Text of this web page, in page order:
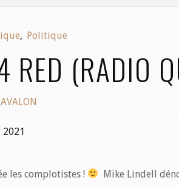
, Politique
RED (RADIO
les complotistes ! Mike Lindell